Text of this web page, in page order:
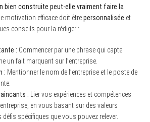
bien construite peut-elle vraiment faire la
motivation efficace doit êtrepersonnalisée et
conseils pour la rédiger :
: Commencer par une phrase qui capte
un fait marquant sur l’entreprise.
: Mentionner le nom de l’entreprise et le poste de
: Lier vos expériences et compétences
en vous basant sur des valeurs
spécifiques que vous pouvez relever.